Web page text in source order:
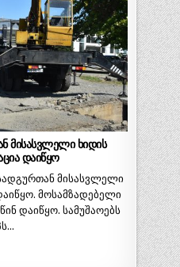
მისასვლელი ხიდის
დაიწყო
მისასვლელი
მოსამზადებელი
დაიწყო. სამუშაოებს